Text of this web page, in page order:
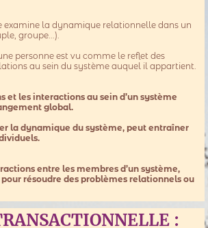
examine la dynamique relationnelle dans un
groupe...).
personne est vu comme le reflet des
au sein du système auquel il appartient.
et les interactions au sein d’un système
global.
la dynamique du système, peut entraîner
entre les membres d’un système,
résoudre des problèmes relationnels ou
: